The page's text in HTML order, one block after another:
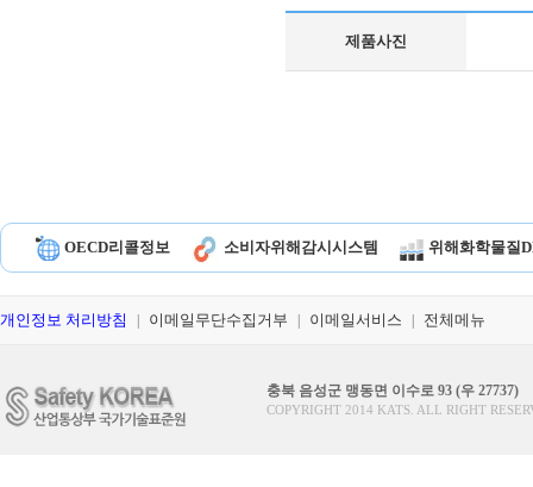
제품사진
OECD리콜정보 소비자위해감시시스템 위해화학물질
개인정보 처리방침 이메일무단수집거부 이메일서비스 전체메뉴
충북 음성군 맹동면 이수로 93 (우 27737)
COPYRIGHT 2014 KATS. ALL RIGHT